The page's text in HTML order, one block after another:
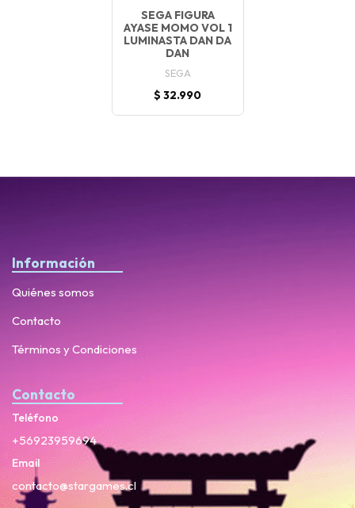
SEGA FIGURA
AYASE MOMO VOL 1
LUMINASTA DAN DA
DAN
SEGA
$ 32.990
Información
Quiénes somos
Contacto
Términos y Condiciones
Contacto
Teléfono
+56923959694
Email
contacto@stargames.cl